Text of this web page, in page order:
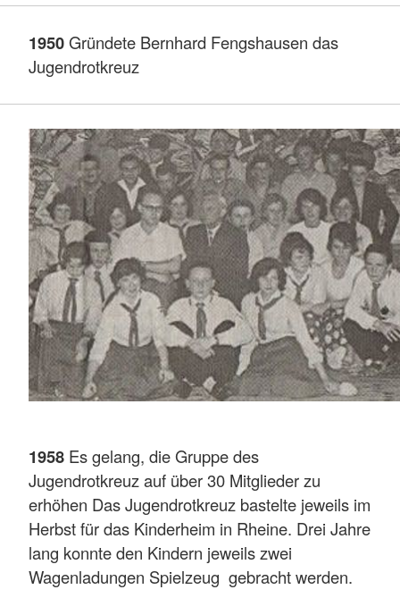
1950Gründete Bernhard Fengshausen das
Jugendrotkreuz
1958 Es gelang, die Gruppe des
Jugendrotkreuz auf über 30 Mitglieder zu
erhöhen Das Jugendrotkreuz bastelte jeweils im
Herbst für das Kinderheim in Rheine. Drei Jahre
lang konnte den Kindern jeweils zwei
Wagenladungen Spielzeug gebracht werden.